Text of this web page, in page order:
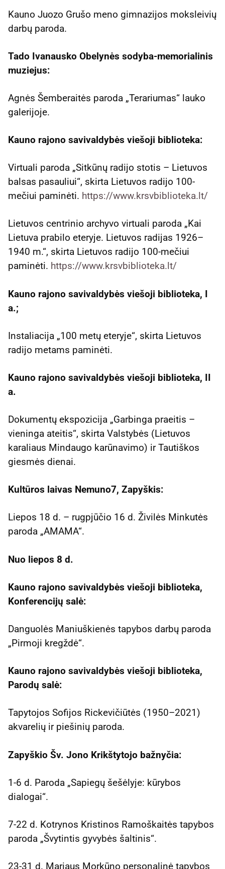
Kauno Juozo Grušo meno gimnazijos moksleivių
darbų paroda.
Tado Ivanausko Obelynės sodyba-memorialinis
muziejus:
Agnės Šemberaitės paroda „Terariumas“ lauko
galerijoje.
Kauno rajono savivaldybės viešoji biblioteka:
Virtuali paroda „Sitkūnų radijo stotis – Lietuvos
balsas pasauliui“, skirta Lietuvos radijo 100-
mečiui paminėti. https://www.krsvbiblioteka.lt/
Lietuvos centrinio archyvo virtuali paroda „Kai
Lietuva prabilo eteryje. Lietuvos radijas 1926–
1940 m.“, skirta Lietuvos radijo 100-mečiui
paminėti. https://www.krsvbiblioteka.lt/
Kauno rajono savivaldybės viešoji biblioteka, I
a.;
Instaliacija „100 metų eteryje“, skirta Lietuvos
radijo metams paminėti.
Kauno rajono savivaldybės viešoji biblioteka, II
a.
Dokumentų ekspozicija „Garbinga praeitis –
vieninga ateitis“, skirta Valstybės (Lietuvos
karaliaus Mindaugo karūnavimo) ir Tautiškos
giesmės dienai.
Kultūros laivas Nemuno7, Zapyškis:
Liepos 18 d. – rugpjūčio 16 d. Živilės Minkutės
paroda „AMAMA“.
Nuo liepos 8 d.
Kauno rajono savivaldybės viešoji biblioteka,
Konferencijų salė:
Danguolės Maniuškienės tapybos darbų paroda
„Pirmoji kregždė“.
Kauno rajono savivaldybės viešoji biblioteka,
Parodų salė:
Tapytojos Sofijos Rickevičiūtės (1950–2021)
akvarelių ir piešinių paroda.
Zapyškio Šv. Jono Krikštytojo bažnyčia:
1-6 d. Paroda „Sapiegų šešėlyje: kūrybos
dialogai“.
7-22 d. Kotrynos Kristinos Ramoškaitės tapybos
paroda „Švytintis gyvybės šaltinis“.
23-31 d. Mariaus Morkūno personalinė tapybos